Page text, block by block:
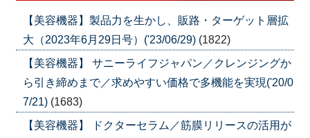
【美容機器】製品力を生かし、販路・ターゲット層拡
大（2023年6月29日号）('23/06/29) (1822)
【美容機器】 サニーライフジャパン／クレンジングか
ら引き締めまで／求めやすい価格で多機能を実現('20/0
7/21) (1683)
【美容機器】 ドクターセラム／筋膜リリースの活用が